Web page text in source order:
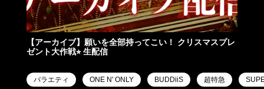
【アーカイブ】願いを全部持ってこい！ クリスマスプレ
ゼント大作戦⭐︎ 生配信
バラエティ ONE N' ONLY BUDDiiS 超特急